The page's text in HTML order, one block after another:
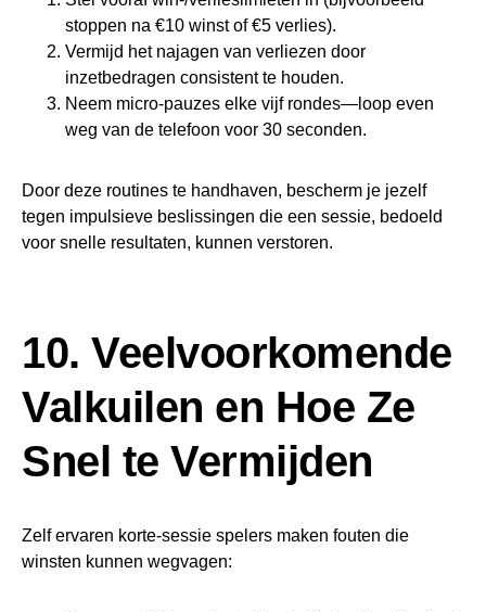
stoppen na €10 winst of €5 verlies).
Vermijd het najagen van verliezen door
inzetbedragen consistent te houden.
Neem micro‑pauzes elke vijf rondes—loop even
weg van de telefoon voor 30 seconden.
Door deze routines te handhaven, bescherm je jezelf
tegen impulsieve beslissingen die een sessie, bedoeld
voor snelle resultaten, kunnen verstoren.
10. Veelvoorkomende
Valkuilen en Hoe Ze
Snel te Vermijden
Zelf ervaren korte‑sessie spelers maken fouten die
winsten kunnen wegvagen: